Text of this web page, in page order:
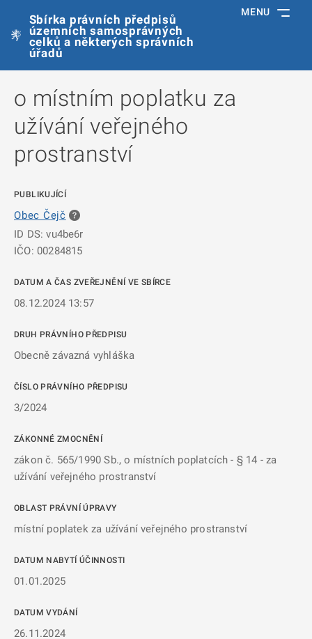
Sbírka právních předpisů
územních samosprávných
celků a některých správních
úřadů
MENU
o místním poplatku za
užívání veřejného
prostranství
PUBLIKUJÍCÍ
Obec Čejč
ID DS: vu4be6r
IČO: 00284815
DATUM A ČAS ZVEŘEJNĚNÍ VE SBÍRCE
08.12.2024 13:57
DRUH PRÁVNÍHO PŘEDPISU
Obecně závazná vyhláška
ČÍSLO PRÁVNÍHO PŘEDPISU
3/2024
ZÁKONNÉ ZMOCNĚNÍ
zákon č. 565/1990 Sb., o místních poplatcích - § 14 - za
užívání veřejného prostranství
OBLAST PRÁVNÍ ÚPRAVY
místní poplatek za užívání veřejného prostranství
DATUM NABYTÍ ÚČINNOSTI
01.01.2025
DATUM VYDÁNÍ
26.11.2024